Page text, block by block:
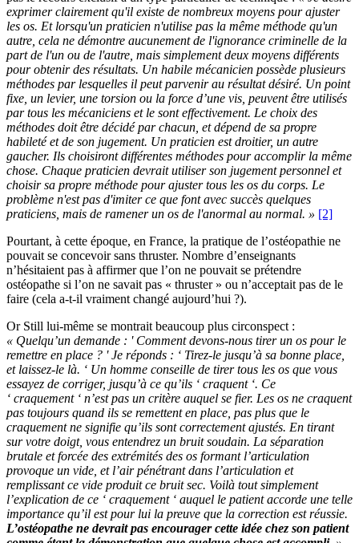
exprimer clairement qu'il existe de nombreux moyens pour ajuster
les os. Et lorsqu'un praticien n'utilise pas la même méthode qu'un
autre, cela ne démontre aucunement de l'ignorance criminelle de la
part de l'un ou de l'autre, mais simplement deux moyens différents
pour obtenir des résultats. Un habile mécanicien possède plusieurs
méthodes par lesquelles il peut parvenir au résultat désiré. Un point
fixe, un levier, une torsion ou la force d’une vis, peuvent être utilisés
par tous les mécaniciens et le sont effectivement. Le choix des
méthodes doit être décidé par chacun, et dépend de sa propre
habileté et de son jugement. Un praticien est droitier, un autre
gaucher. Ils choisiront différentes méthodes pour accomplir la même
chose. Chaque praticien devrait utiliser son jugement personnel et
choisir sa propre méthode pour ajuster tous les os du corps. Le
problème n'est pas d'imiter ce que font avec succès quelques
praticiens, mais de ramener un os de l'anormal au normal. » [2]
Pourtant, à cette époque, en France, la pratique de l’ostéopathie ne
pouvait se concevoir sans thruster. Nombre d’enseignants
n’hésitaient pas à affirmer que l’on ne pouvait se prétendre
ostéopathe si l’on ne savait pas « thruster » ou n’acceptait pas de le
faire (cela a-t-il vraiment changé aujourd’hui ?).
Or Still lui-même se montrait beaucoup plus circonspect :
« Quelqu’un demande : ' Comment devons-nous tirer un os pour le
remettre en place ? ' Je réponds : ‘ Tirez-le jusqu’à sa bonne place,
et laissez-le là. ‘ Un homme conseille de tirer tous les os que vous
essayez de corriger, jusqu’à ce qu’ils ‘ craquent ‘. Ce
‘ craquement ‘ n’est pas un critère auquel se fier. Les os ne craquent
pas toujours quand ils se remettent en place, pas plus que le
craquement ne signifie qu’ils sont correctement ajustés. En tirant
sur votre doigt, vous entendrez un bruit soudain. La séparation
brutale et forcée des extrémités des os formant l’articulation
provoque un vide, et l’air pénétrant dans l’articulation et
remplissant ce vide produit ce bruit sec. Voilà tout simplement
l’explication de ce ‘ craquement ‘ auquel le patient accorde une telle
importance qu’il est pour lui la preuve que la correction est réussie.
L’ostéopathe ne devrait pas encourager cette idée chez son patient